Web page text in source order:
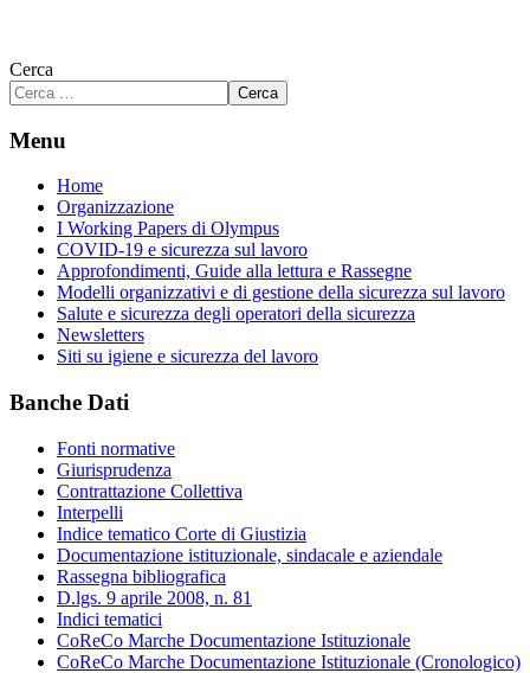
Cerca
Cerca
Menu
Home
Organizzazione
I Working Papers di Olympus
COVID-19 e sicurezza sul lavoro
Approfondimenti, Guide alla lettura e Rassegne
Modelli organizzativi e di gestione della sicurezza sul lavoro
Salute e sicurezza degli operatori della sicurezza
Newsletters
Siti su igiene e sicurezza del lavoro
Banche Dati
Fonti normative
Giurisprudenza
Contrattazione Collettiva
Interpelli
Indice tematico Corte di Giustizia
Documentazione istituzionale, sindacale e aziendale
Rassegna bibliografica
D.lgs. 9 aprile 2008, n. 81
Indici tematici
CoReCo Marche Documentazione Istituzionale
CoReCo Marche Documentazione Istituzionale (Cronologico)